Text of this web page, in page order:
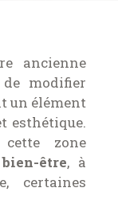
ancienne
modifier
un élément
esthétique.
zone
être, à
certaines